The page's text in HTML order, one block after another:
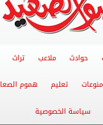
حوادث ملاعب تراث
منوعات تعليم هموم
سياسة الخصوصية